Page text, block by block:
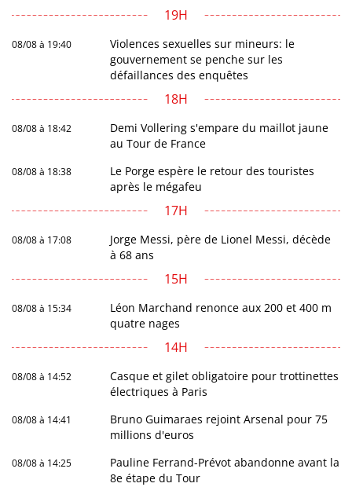
19H
08/08 à 19:40
Violences sexuelles sur mineurs: le
gouvernement se penche sur les
défaillances des enquêtes
18H
08/08 à 18:42
Demi Vollering s'empare du maillot jaune
au Tour de France
08/08 à 18:38
Le Porge espère le retour des touristes
après le mégafeu
17H
08/08 à 17:08
Jorge Messi, père de Lionel Messi, décède
à 68 ans
15H
08/08 à 15:34
Léon Marchand renonce aux 200 et 400 m
quatre nages
14H
08/08 à 14:52
Casque et gilet obligatoire pour trottinettes
électriques à Paris
08/08 à 14:41
Bruno Guimaraes rejoint Arsenal pour 75
millions d'euros
08/08 à 14:25
Pauline Ferrand-Prévot abandonne avant la
8e étape du Tour